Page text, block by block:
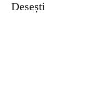
Desești